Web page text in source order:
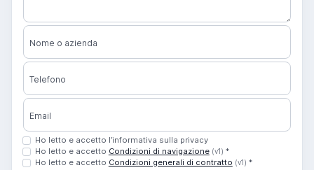
Nome o azienda
Telefono
Email
Ho letto e accetto l’informativa sulla privacy
Ho letto e accetto Condizioni di navigazione (v1) *
Ho letto e accetto Condizioni generali di contratto (v1) *